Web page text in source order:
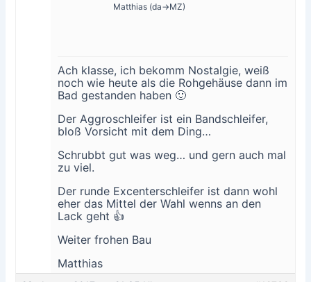
Matthias (da->MZ)
Ach klasse, ich bekomm Nostalgie, weiß
noch wie heute als die Rohgehäuse dann im
Bad gestanden haben 🙂
Der Aggroschleifer ist ein Bandschleifer,
bloß Vorsicht mit dem Ding…
Schrubbt gut was weg… und gern auch mal
zu viel.
Der runde Excenterschleifer ist dann wohl
eher das Mittel der Wahl wenns an den
Lack geht 👍
Weiter frohen Bau
Matthias